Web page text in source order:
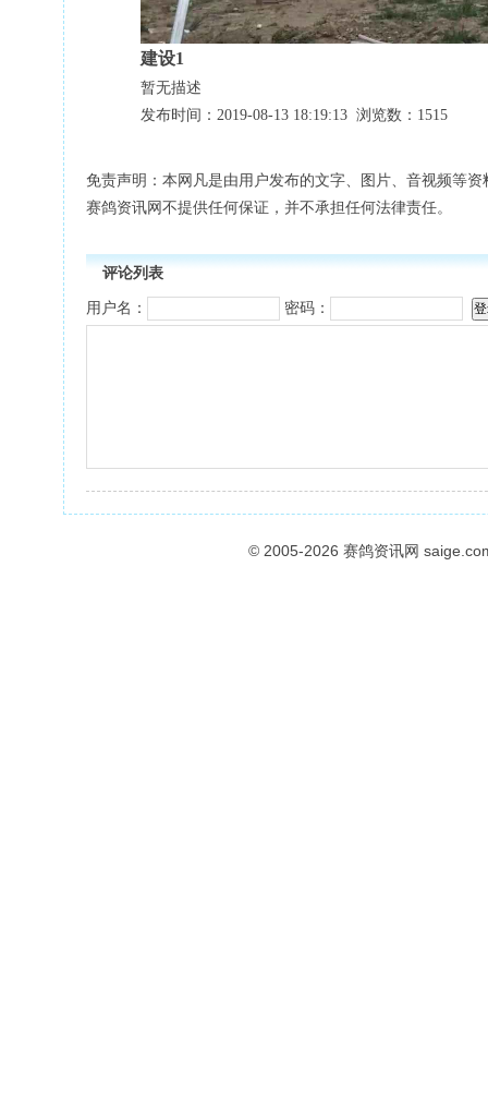
建设1
暂无描述
发布时间：2019-08-13 18:19:13 浏览数：1515
免责声明：本网凡是由用户发布的文字、图片、音视频等
赛鸽资讯网不提供任何保证，并不承担任何法律责任。
评论列表
用户名： 密码：
© 2005-2026 赛鸽资讯网